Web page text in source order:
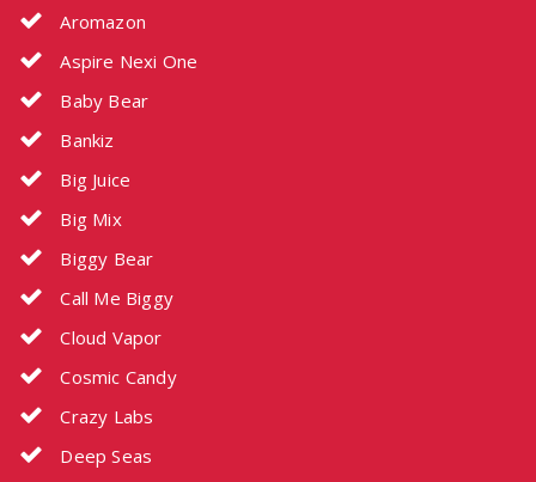
Aromazon
Aspire Nexi One
Baby Bear
Bankiz
Big Juice
Big Mix
Biggy Bear
Call Me Biggy
Cloud Vapor
Cosmic Candy
Crazy Labs
Deep Seas